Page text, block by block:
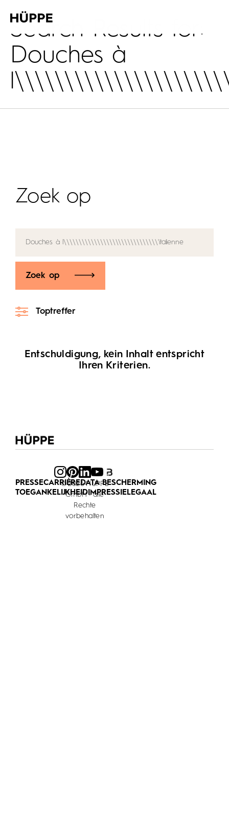
Search Results for:
Douches à
Zoek op
Zoek op
Toptreffer
Entschuldigung, kein Inhalt entspricht
Ihren Kriterien.
PRESSECARRIÈREDATA BESCHERMING
TOEGANKELIJKHEIDIMPRESSIELEGAAL
© 2026 HÜPPE
GmbH - alle
Rechte
vorbehalten